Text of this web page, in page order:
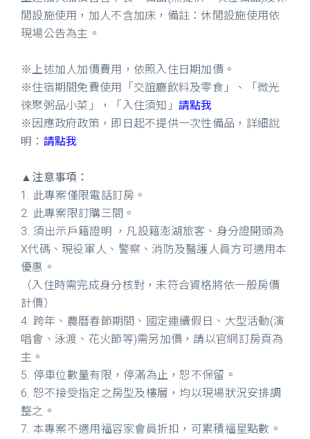
閒設施使用，加人不含加床，備註：休閒設施使用依
現場公告為主。
※上述加人加價費用，依照入住日期加價。
※住宿期間免費使用「交誼廳飲料及零食」、「微光
徠聚粥品小菜」，「入住須知」 請點我
※因應政府政策，即日起不提供一次性備品，詳細說
明： 請點我
▲ 注意事項：
1. 此專案僅限電話訂房。
2. 此專案限訂購三間。
3. 須出示戶籍證明 ，凡設籍澎湖旅客、身分證開頭為
X代碼、現役軍人、警察、消防及醫護人員方可適用本
優惠。
（入住時需完成身分核對，未符合資格將依一般房價
計價）
4. 跨年、農曆春節期間、國定連續假日、大型活動(演
唱會、泳渡、花火節等)需另加價，請以官網訂房頁為
主。
5. 停車位數量有限，停滿為止，恕不保留。
6. 恕不接受指定之房型及樓層，均以現場狀況安排調
整之。
7. 本專案不適用福容家會員折扣，可累積福星點數。